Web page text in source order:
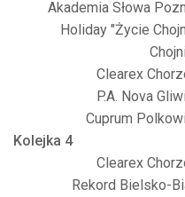
Akademia Słowa
Holiday "Życie
Clearex
P.A. Nova
Cuprum
Kolejka 4
Clearex
Rekord Bielsko-